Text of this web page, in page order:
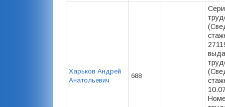
Харьков Андрей
Анатольевич
688